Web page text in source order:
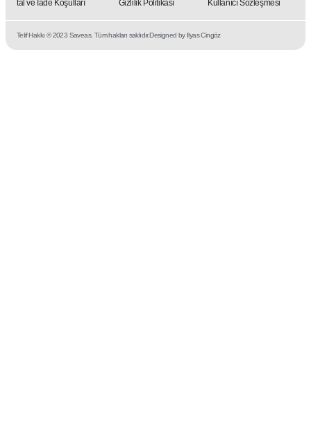
İptal ve İade Koşulları Gizlilik Politikası Kullanıcı Sözleşmesi
Telif Hakkı © 2023 Saveas. Tüm hakları saklıdır.Designed by Ilyas Cingöz